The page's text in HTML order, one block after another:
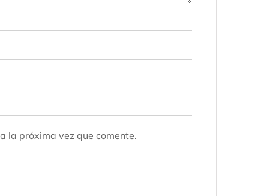
la próxima vez que comente.